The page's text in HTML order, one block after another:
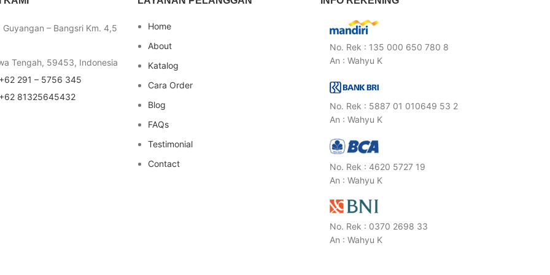
– Bangsri Km. 4,5
Tengah, 59453, Indonesia
291 – 5756 345
81325645432
Home
About
Katalog
Cara Order
Blog
FAQs
Testimonial
Contact
No. Rek : 135 000 650 780 8
An : Wahyu K
No. Rek : 5887 01 010649 53 2
An : Wahyu K
No. Rek : 4620 5727 19
An : Wahyu K
No. Rek : 0370 2698 33
An : Wahyu K